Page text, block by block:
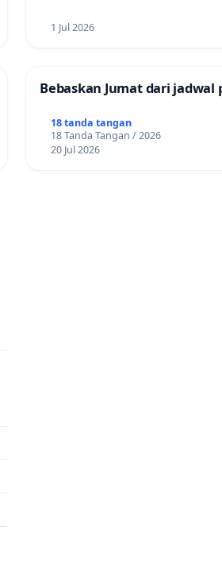
1 Jul 2026
Bebaskan Jumat dari jadwal
18 tanda tangan
18 Tanda Tangan / 2026
20 Jul 2026